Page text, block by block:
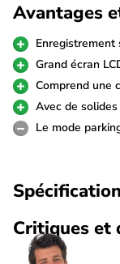
La particularité de
réside dans ses
se fixe sur le pare-
la route. Sur le côté
être orientée dans
La Botslab G980H
Avantages
Grand écran
Comprend une
Avec de
Le mode
Critiques et